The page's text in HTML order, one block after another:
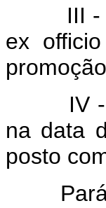
III - o
ex
IV - a
na data
posto